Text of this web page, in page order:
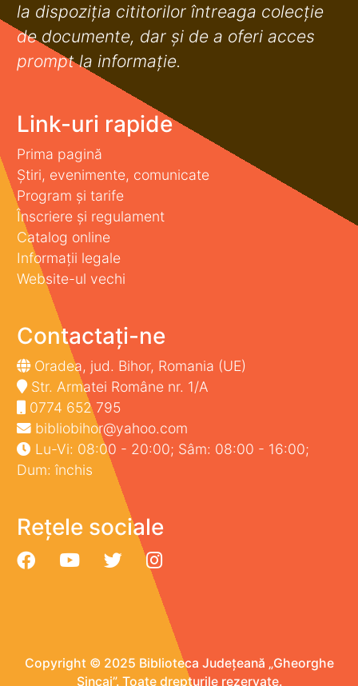
la dispoziţia cititorilor întreaga colecţie
de documente, dar şi de a oferi acces
prompt la informaţie.
Link-uri rapide
Prima pagină
Știri, evenimente, comunicate
Program și tarife
Înscriere și regulament
Catalog online
Informații legale
Website-ul vechi
Contactați-ne
Oradea, jud. Bihor, Romania (UE)
Str. Armatei Române nr. 1/A
0774 652 795
bibliobihor@yahoo.com
Lu-Vi: 08:00 - 20:00; Sâm: 08:00 - 16:00;
Dum: închis
Rețele sociale
Copyright © 2025 Biblioteca Județeană „Gheorghe
Șincai”. Toate drepturile rezervate.